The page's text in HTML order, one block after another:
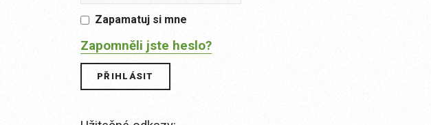
Zapamatuj si mne
Zapomněli jste heslo?